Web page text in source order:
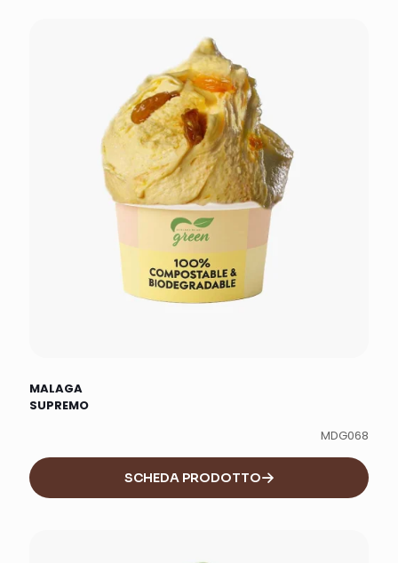
MALAGA
SUPREMO
MDG068
SCHEDA PRODOTTO